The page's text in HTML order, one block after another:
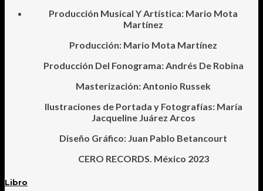
Producción Musical Y Artística: Mario Mota
Martínez
Producción: Mario Mota Martínez
Producción Del Fonograma: Andrés De Robina
Masterización: Antonio Russek
Ilustraciones de Portada y Fotografías: María
Jacqueline Juárez Arcos
Diseño Gráfico: Juan Pablo Betancourt
CERO RECORDS. México 2023
Libro